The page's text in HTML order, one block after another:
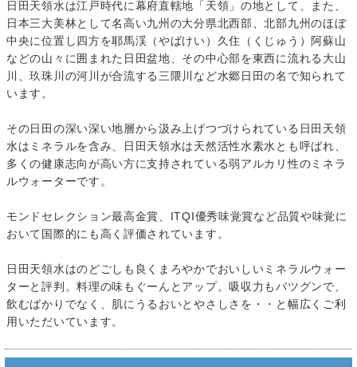
日田天領水は江戸時代に幕府直轄地「天領」の地として、また、
日本三大美林として名高い九州の大分県北西部、北部九州のほぼ
中央に位置し四方を耶馬渓（やばけい）久住（くじゅう）阿蘇山
などの山々に囲まれた日田盆地、その中心部を東西に流れる大山
川、玖珠川の河川が合流する三隈川など水郷日田の名で知られて
います。
その日田の深い深い地層から汲み上げつづけられている日田天領
水はミネラルを含み、日田天領水は天然活性水素水とも呼ばれ、
多くの健康志向が高い方に支持されている弱アルカリ性のミネラ
ルウォーターです。
モンドセレクション最高金賞、ITQI優秀味覚賞など品質や味覚に
おいて国際的にも高く評価されています。
日田天領水はのどごしも良くまろやかでおいしいミネラルウォー
ターと評判。料理の味もぐーんとアップ。吸収力もバツグンで、
飲むばかりでなく、肌にうるおいとやさしさを・・と幅広くご利
用いただいています。